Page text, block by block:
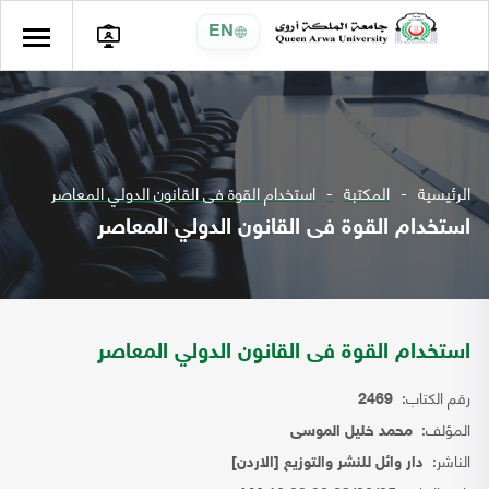
EN
الرئيسية المكتبة استخدام القوة فى القانون الدولي المعاصر
استخدام القوة فى القانون الدولي المعاصر
استخدام القوة فى القانون الدولي المعاصر
رقم الكتاب: 2469
المؤلف: محمد خليل الموسى
الناشر: دار وائل للنشر والتوزيع [الاردن]